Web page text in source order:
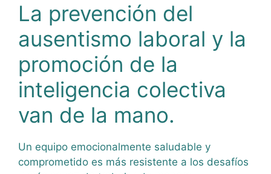
La prevención del
ausentismo laboral y la
promoción de la
inteligencia colectiva
van de la mano.
Un equipo emocionalmente saludable y
comprometido es más resistente a los desafíos